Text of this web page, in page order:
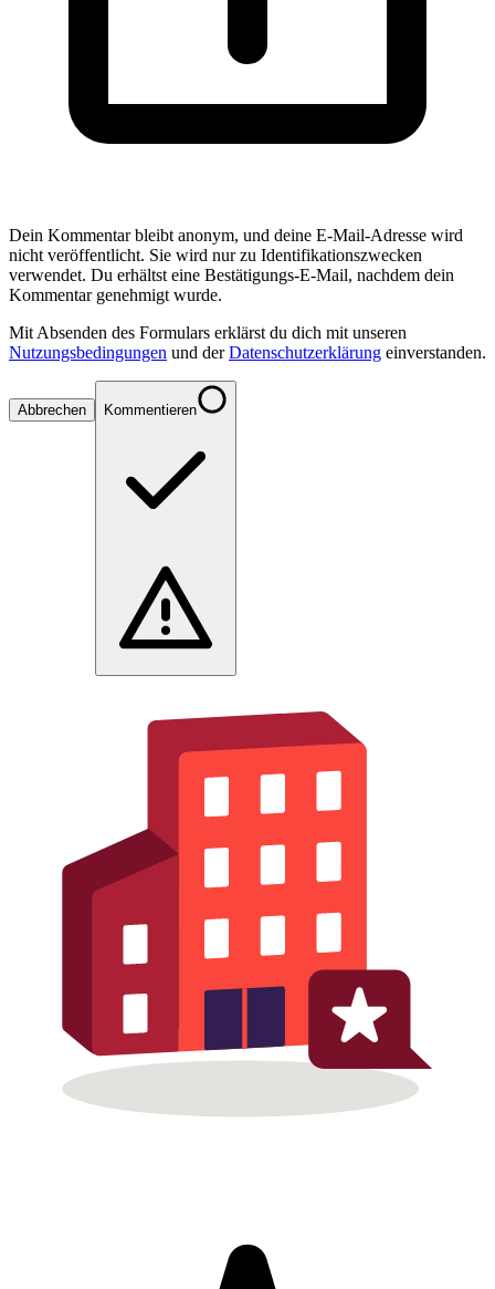
Dein Kommentar bleibt anonym, und deine E-Mail-Adresse wird
nicht veröffentlicht. Sie wird nur zu Identifikationszwecken
verwendet. Du erhältst eine Bestätigungs-E-Mail, nachdem dein
Kommentar genehmigt wurde.
Mit Absenden des Formulars erklärst du dich mit unseren
Nutzungsbedingungen und derDatenschutzerklärung einverstanden.
Abbrechen Kommentieren